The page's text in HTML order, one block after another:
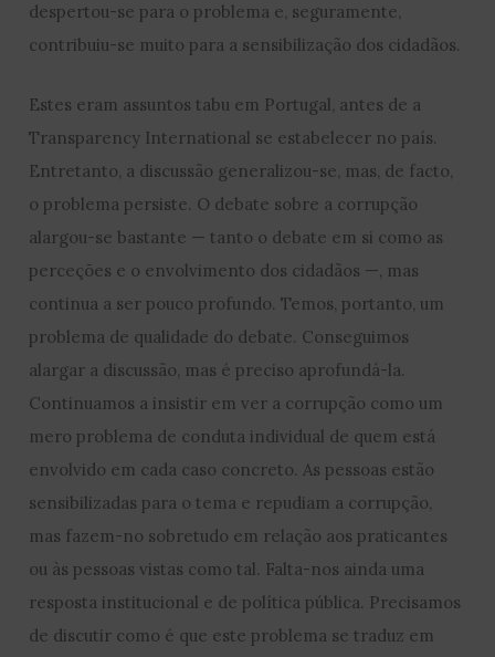
despertou-se para o problema e, seguramente,
contribuiu-se muito para a sensibilização dos cidadãos.
Estes eram assuntos tabu em Portugal, antes de a
Transparency International se estabelecer no país.
Entretanto, a discussão generalizou-se, mas, de facto,
o problema persiste. O debate sobre a corrupção
alargou-se bastante — tanto o debate em si como as
perceções e o envolvimento dos cidadãos —, mas
continua a ser pouco profundo. Temos, portanto, um
problema de qualidade do debate. Conseguimos
alargar a discussão, mas é preciso aprofundá-la.
Continuamos a insistir em ver a corrupção como um
mero problema de conduta individual de quem está
envolvido em cada caso concreto. As pessoas estão
sensibilizadas para o tema e repudiam a corrupção,
mas fazem-no sobretudo em relação aos praticantes
ou às pessoas vistas como tal. Falta-nos ainda uma
resposta institucional e de política pública. Precisamos
de discutir como é que este problema se traduz em